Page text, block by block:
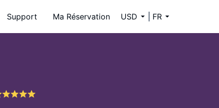
Support Ma Réservation USD FR